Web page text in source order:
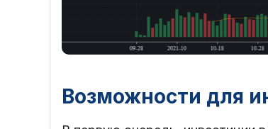
Возможности для